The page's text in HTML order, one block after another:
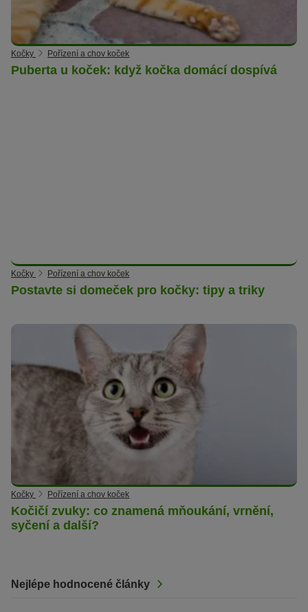
Kočky Pořízení a chov koček
Puberta u koček: když kočka domácí dospívá
Kočky Pořízení a chov koček
Postavte si domeček pro kočky: tipy a triky
Kočky Pořízení a chov koček
Kočičí zvuky: co znamená mňoukání, vrnění,
syčení a další?
Nejlépe hodnocené články